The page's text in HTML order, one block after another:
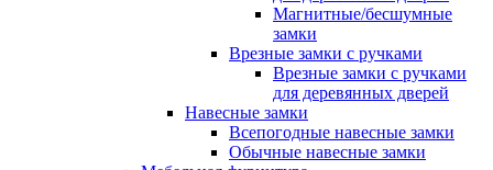
Магнитные/бесшумные
замки
Врезные замки с ручками
Врезные замки с ручками
для деревянных дверей
Навесные замки
Всепогодные навесные замки
Обычные навесные замки